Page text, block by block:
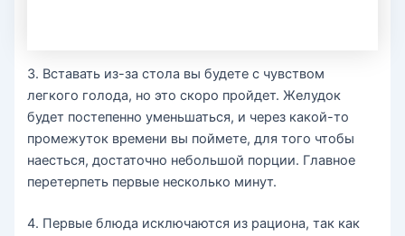
3. Вставать из-за стола вы будете с чувством
легкого голода, но это скоро пройдет. Желудок
будет постепенно уменьшаться, и через какой-то
промежуток времени вы поймете, для того чтобы
наесться, достаточно небольшой порции. Главное
перетерпеть первые несколько минут.
4. Первые блюда исключаются из рациона, так как